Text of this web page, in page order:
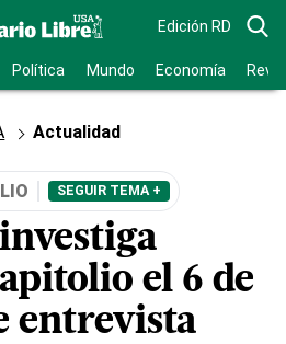
Edición RD
Política Mundo Economía
Actualidad
SEGUIR TEMA +
el 6 de
entrevista